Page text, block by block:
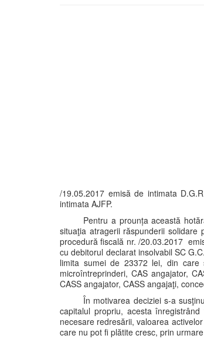
/19.05.2017 emisă de intimata
intimata AJFP.
Pentru a prounța această
situaţia atragerii răspunderii
procedură fiscală nr. /20.03.2017
cu debitorul declarat insolvabil SC
limita sumei de 23372 lei, din
microîntreprinderi, CAS angajator,
CASS angajator, CASS angajaţi,
În motivarea deciziei s-a
capitalul propriu, acesta
necesare redresării, valoarea
care nu pot fi plătite cresc, prin